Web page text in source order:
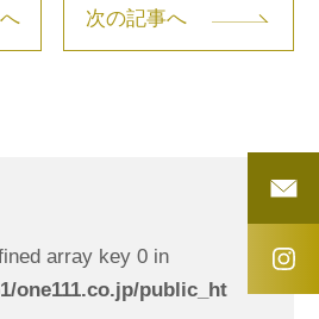
次の記事へ
array key 0 in
one111.co.jp/public_ht